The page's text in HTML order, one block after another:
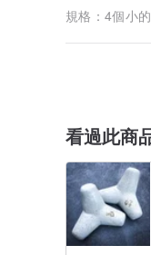
規格：4個小的
看過此商